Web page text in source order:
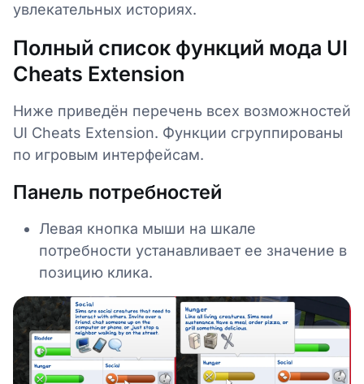
увлекательных историях.
Полный список функций мода UI
Cheats Extension
Ниже приведён перечень всех возможностей
UI Cheats Extension. Функции сгруппированы
по игровым интерфейсам.
Панель потребностей
Левая кнопка мыши на шкале
потребности устанавливает ее значение в
позицию клика.